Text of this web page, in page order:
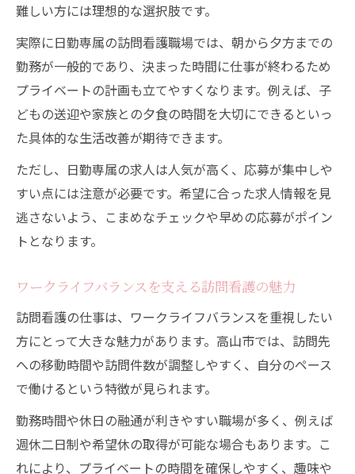
難しい方には理想的な選択肢です。
実際に日勤専属の訪問看護職場では、朝から夕方までの
勤務が一般的であり、決まった時間に仕事が終わるため
プライベートの計画も立てやすくなります。例えば、子
どもの送迎や家族との夕食の時間を大切にできるといっ
た具体的な生活改善が期待できます。
ただし、日勤専属の求人は人気が高く、応募が集中しや
すい点には注意が必要です。希望に合った求人情報を見
逃さないよう、こまめなチェックや早めの応募がポイン
トとなります。
ワークライフバランスを支える訪問看護の魅力
訪問看護の仕事は、ワークライフバランスを重視したい
方にとって大きな魅力があります。高山市では、訪問先
への移動時間や訪問件数が調整しやすく、自分のペース
で働けるという特徴が見られます。
勤務時間や休日の融通が利きやすい職場が多く、例えば
週休二日制や希望休の取得が可能な場合もあります。こ
れにより、プライベートの時間を確保しやすく、趣味や